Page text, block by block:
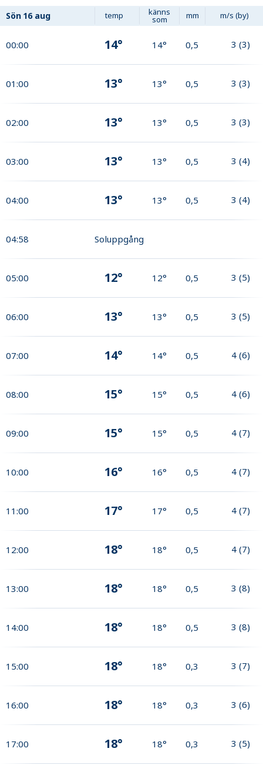
Sön 16 aug temp känns
som mm m/s (by)
00:00 14° 14° 0,5 3 (3)
01:00 13° 13° 0,5 3 (3)
02:00 13° 13° 0,5 3 (3)
03:00 13° 13° 0,5 3 (4)
04:00 13° 13° 0,5 3 (4)
04:58 Soluppgång
05:00 12° 12° 0,5 3 (5)
06:00 13° 13° 0,5 3 (5)
07:00 14° 14° 0,5 4 (6)
08:00 15° 15° 0,5 4 (6)
09:00 15° 15° 0,5 4 (7)
10:00 16° 16° 0,5 4 (7)
11:00 17° 17° 0,5 4 (7)
12:00 18° 18° 0,5 4 (7)
13:00 18° 18° 0,5 3 (8)
14:00 18° 18° 0,5 3 (8)
15:00 18° 18° 0,3 3 (7)
16:00 18° 18° 0,3 3 (6)
17:00 18° 18° 0,3 3 (5)